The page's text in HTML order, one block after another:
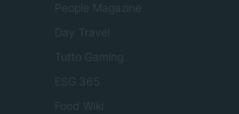
People Magazine
Day Travel
Tutto Gaming
ESG 365
Food Wiki